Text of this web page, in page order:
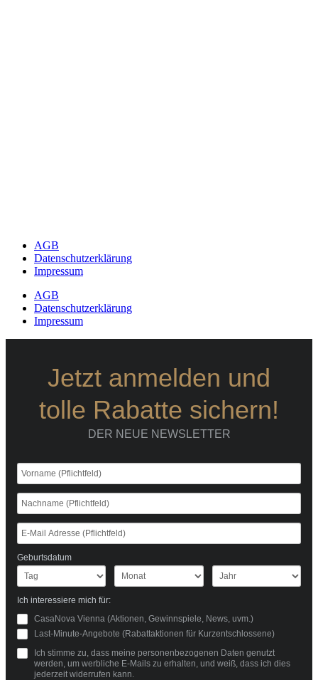
AGB
Datenschutzerklärung
Impressum
AGB
Datenschutzerklärung
Impressum
Jetzt anmelden und
tolle Rabatte sichern!
DER NEUE NEWSLETTER
Geburtsdatum
Ich interessiere mich für:
CasaNova Vienna (Aktionen, Gewinnspiele, News, uvm.)
Last-Minute-Angebote (Rabattaktionen für Kurzentschlossene)
Ich stimme zu, dass meine personenbezogenen Daten genutzt
werden, um werbliche E-Mails zu erhalten, und weiß, dass ich dies
jederzeit widerrufen kann.